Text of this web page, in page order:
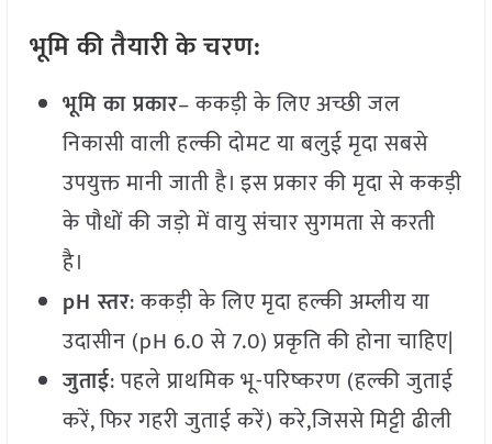
भूमि की तैयारी के चरण:
भूमिकाप्रकार– ककड़ी के लिए अच्छी जल
निकासी वाली हल्की दोमट या बलुई मृदा सबसे
उपयुक्त मानी जाती है। इस प्रकार की मृदा से ककड़ी
के पौधों की जड़ो में वायु संचार सुगमता से करती
है।
pHस्तर: ककड़ी के लिए मृदा हल्की अम्लीय या
उदासीन (pH 6.0 से 7.0) प्रकृति की होना चाहिए|
जुताई: पहले प्राथमिक भू-परिष्करण (हल्की जुताई
करें, फिर गहरी जुताई करें) करे,जिससे मिट्टी ढीली